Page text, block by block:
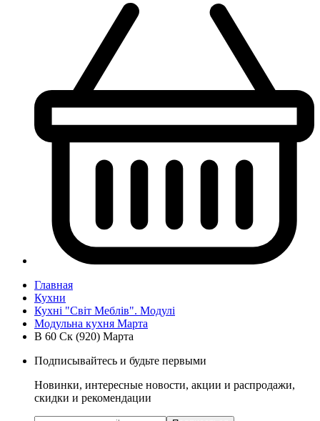
Главная
Кухни
Кухні "Світ Меблів". Модулі
Модульна кухня Марта
В 60 Ск (920) Марта
Подписывайтесь и будьте первыми
Новинки, интересные новости, акции и распродажи,
скидки и рекомендации